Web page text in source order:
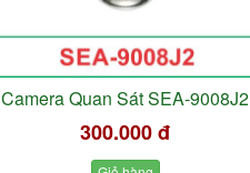
Camera Quan Sát SEA-9008J2
300.000 đ